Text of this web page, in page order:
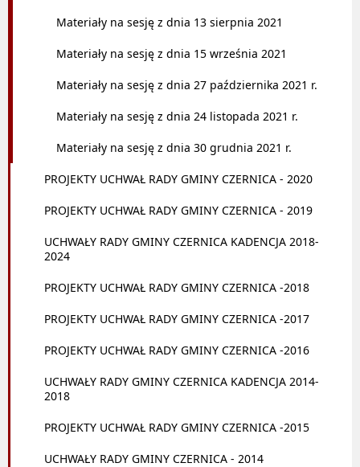
Materiały na sesję z dnia 13 sierpnia 2021
Materiały na sesję z dnia 15 września 2021
Materiały na sesję z dnia 27 października 2021 r.
Materiały na sesję z dnia 24 listopada 2021 r.
Materiały na sesję z dnia 30 grudnia 2021 r.
PROJEKTY UCHWAŁ RADY GMINY CZERNICA - 2020
PROJEKTY UCHWAŁ RADY GMINY CZERNICA - 2019
UCHWAŁY RADY GMINY CZERNICA KADENCJA 2018-
2024
PROJEKTY UCHWAŁ RADY GMINY CZERNICA -2018
PROJEKTY UCHWAŁ RADY GMINY CZERNICA -2017
PROJEKTY UCHWAŁ RADY GMINY CZERNICA -2016
UCHWAŁY RADY GMINY CZERNICA KADENCJA 2014-
2018
PROJEKTY UCHWAŁ RADY GMINY CZERNICA -2015
UCHWAŁY RADY GMINY CZERNICA - 2014